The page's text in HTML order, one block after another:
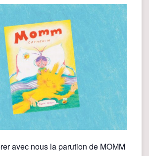
avec nous la parution de MOMM